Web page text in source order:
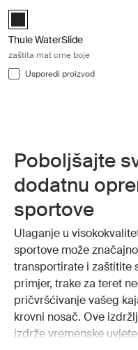
Black (selected)
Thule WaterSlide
zaštita mat crne boje
Usporedi proizvod
Poboljšajte
dodatnu
sportove
Ulaganje u
sportove može
transportirate i zaštitite
primjer, trake za teret
pričvršćivanje vašeg
krovni nosač. Ove
izdrže vremenske